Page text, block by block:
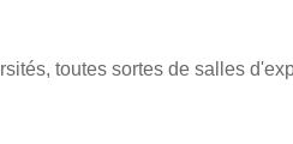
toutes sortes de salles